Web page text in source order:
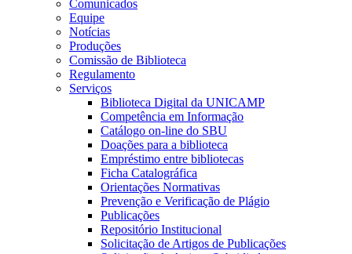
Comunicados
Equipe
Notícias
Produções
Comissão de Biblioteca
Regulamento
Serviços
Biblioteca Digital da UNICAMP
Competência em Informação
Catálogo on-line do SBU
Doações para a biblioteca
Empréstimo entre bibliotecas
Ficha Catalográfica
Orientações Normativas
Prevenção e Verificação de Plágio
Publicações
Repositório Institucional
Solicitação de Artigos de Publicações